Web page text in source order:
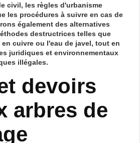
civil, les règles d'urbanisme
les procédures à suivre en cas de
également des alternatives
destructrices telles que
cuivre ou l'eau de javel, tout en
juridiques et environnementaux
illégales.
devoirs
arbres de